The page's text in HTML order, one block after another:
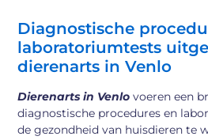
Diagnostische
laboratoriumtests
dierenarts in Venlo
Dierenarts in Venlo voeren een
diagnostische procedures en
de gezondheid van huisdieren te